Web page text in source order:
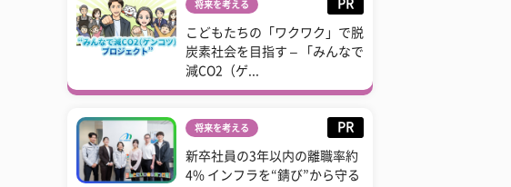
将来を考える PR
こどもたちの「ワクワク」で脱
炭素社会を目指す – 「みんなで
減CO2（ゲ...
将来を考える PR
新卒社員の3年以内の離職率約
4% インフラを“錆び”から守る